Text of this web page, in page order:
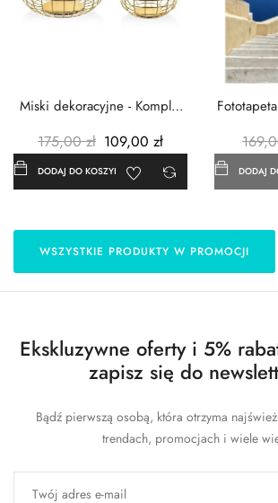
Miski dekoracyjne - Komplet
175,00 zł 109,00 zł
DODAJ DO KOSZYKA DODAJ
WSZYSTKIE PRODUKTY W PROMOCJI
Ekskluzywne oferty i 5%
zapisz się do
Bądź pierwszą osobą, która otrzyma
trendach, promocjach i wiele